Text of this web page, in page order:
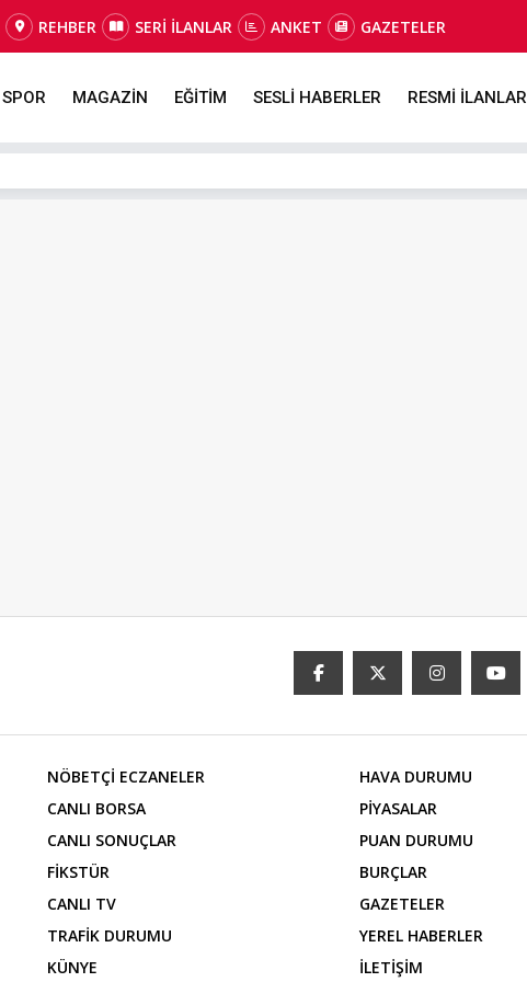
REHBER SERİ İLANLAR ANKET GAZETELER
SPOR MAGAZİN EĞİTİM SESLİ HABERLER RESMİ İLANLAR
NÖBETÇİ ECZANELER
CANLI BORSA
CANLI SONUÇLAR
FİKSTÜR
CANLI TV
TRAFİK DURUMU
KÜNYE
HAVA DURUMU
PİYASALAR
PUAN DURUMU
BURÇLAR
GAZETELER
YEREL HABERLER
İLETİŞİM